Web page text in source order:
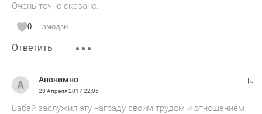
Очень точно сказано.
0 эмодзи
Ответить
Анонимно
28 Апреля 201722:05
Бабай заслужил эту награду своим трудом и отношением